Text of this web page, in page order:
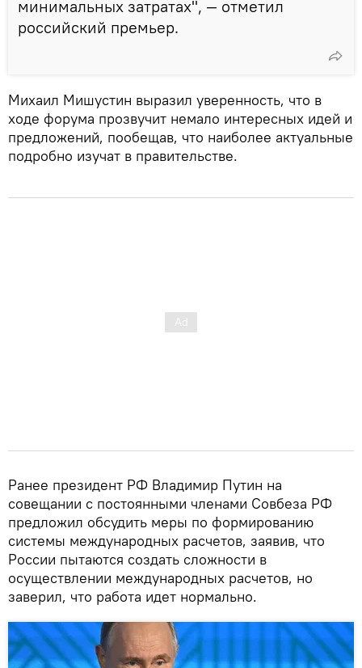
минимальных затратах", — отметил
российский премьер.
Михаил Мишустин выразил уверенность, что в
ходе форума прозвучит немало интересных идей и
предложений, пообещав, что наиболее актуальные
подробно изучат в правительстве.
Ранее президент РФ Владимир Путин на
совещании с постоянными членами Совбеза РФ
предложил обсудить меры по формированию
системы международных расчетов, заявив, что
России пытаются создать сложности в
осуществлении международных расчетов, но
заверил, что работа идет нормально.